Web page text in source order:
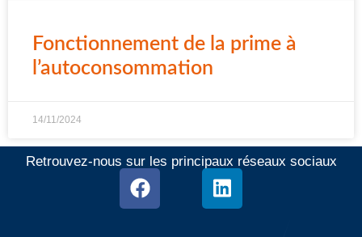
Fonctionnement de la prime à
l’autoconsommation
14/11/2024
Retrouvez-nous sur les principaux réseaux sociaux